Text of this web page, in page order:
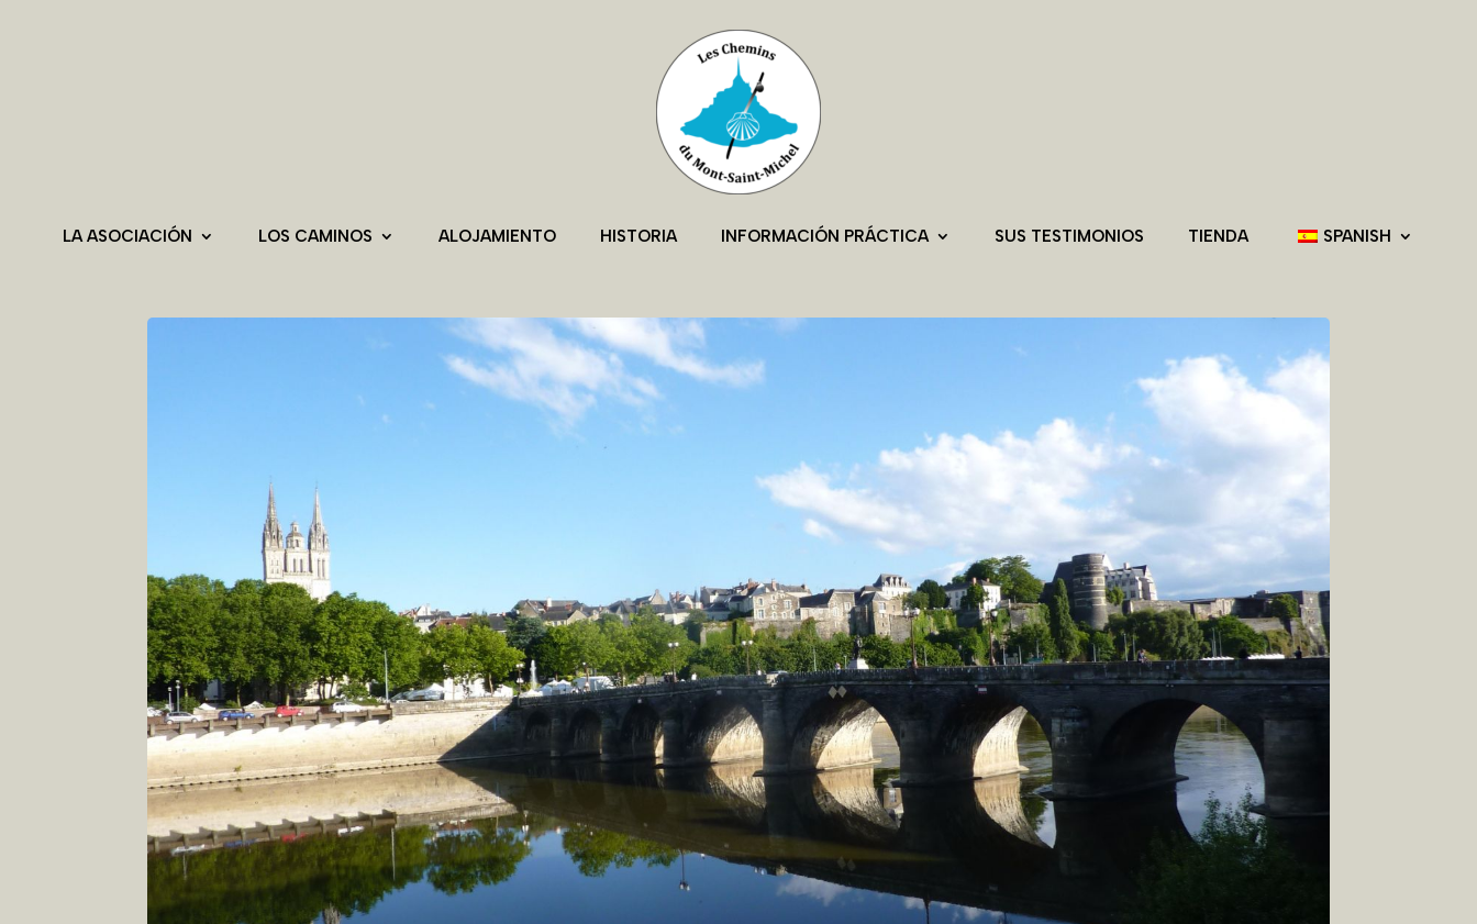
LA ASOCIACIÓN LOS CAMINOS ALOJAMIENTO HISTORIA INFORMACIÓN PRÁCTICA SUS TESTIMONIOS TIENDA SPANISH